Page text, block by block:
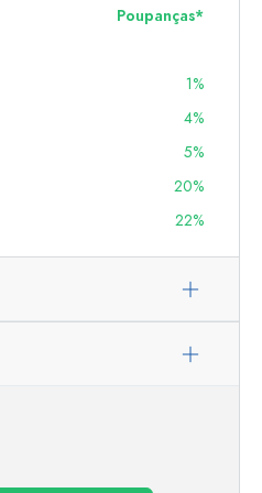
Poupanças*
1%
4%
5%
20%
22%